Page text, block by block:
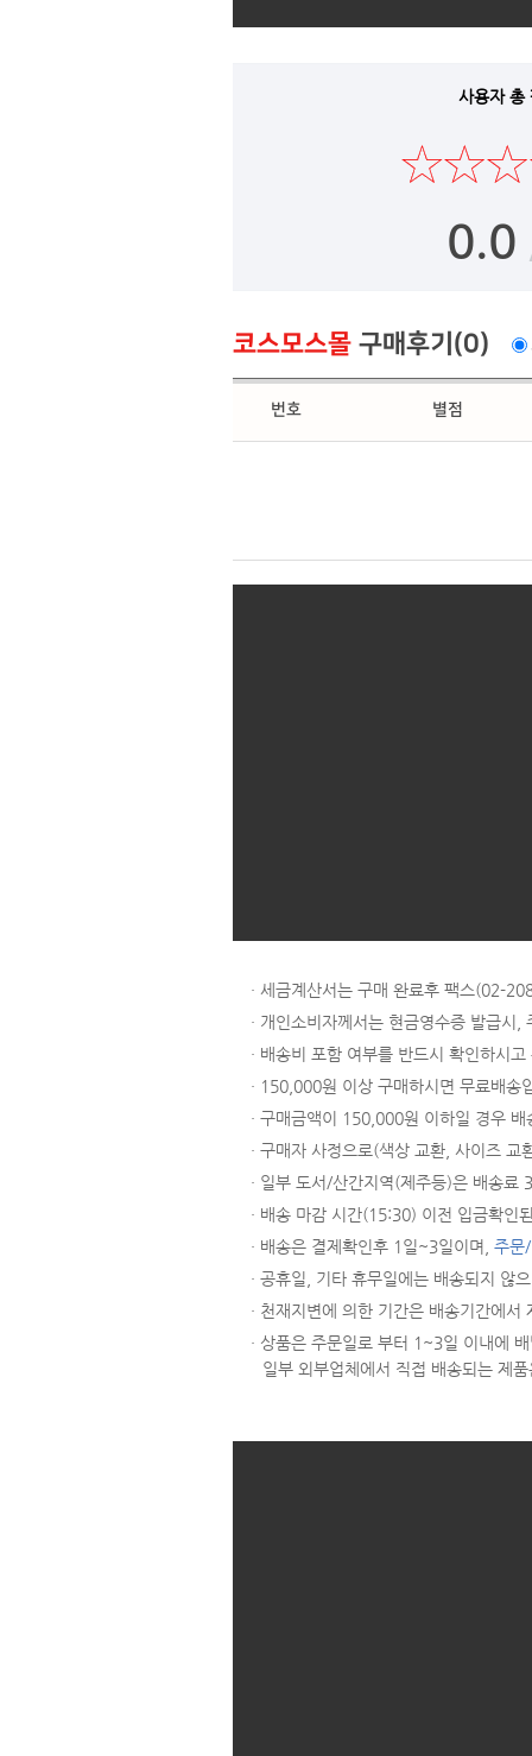
사용자 총
0.0
코스모스몰 구매후기(0)
번호 별점
· 세금계산서는 구매 완료후 팩스(02-
· 개인소비자께서는 현금영수증 발급시,
· 배송비 포함 여부를 반드시 확인하시
· 150,000원 이상 구매하시면 무료배송
· 구매금액이 150,000원 이하일 경우
· 구매자 사정으로(색상 교환, 사이즈
· 일부 도서/산간지역(제주등)은 배송료
· 배송 마감 시간(15:30) 이전 입금확인
· 배송은 결제확인후 1일~3일이며, 주문
· 공휴일, 기타 휴무일에는 배송되지 않
· 천재지변에 의한 기간은 배송기간에서
· 상품은 주문일로 부터 1~3일 이내에
일부 외부업체에서 직접 배송되는 제